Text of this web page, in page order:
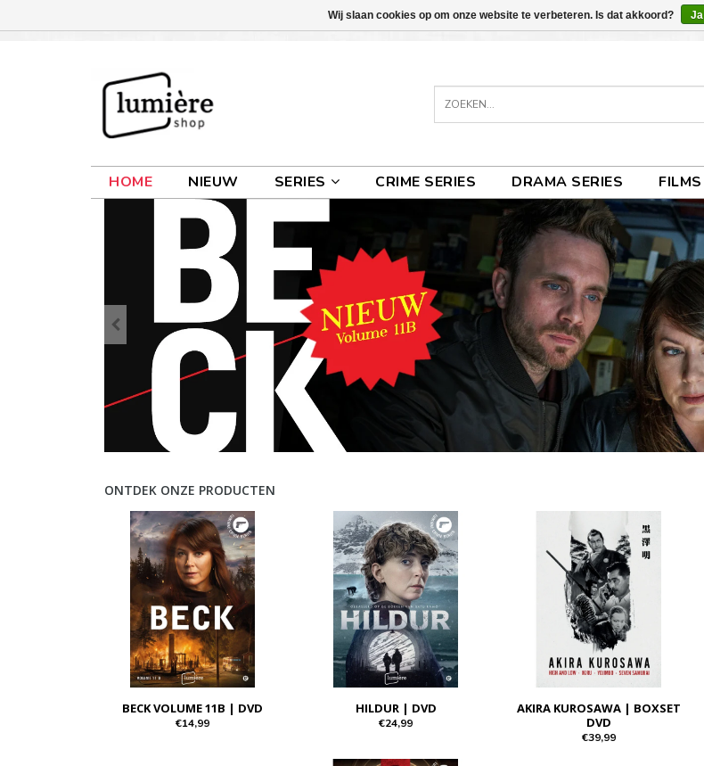
HOME NIEUW SERIES CRIME SERIES DRAMA SERIES FILMS
ONTDEK ONZE PRODUCTEN
BECK VOLUME 11B | DVD
€14,99
HILDUR | DVD
€24,99
AKIRA KUROSAWA | BOXSET
DVD
€39,99
Wij slaan cookies op om onze website te verbeteren. Is dat akkoord? Ja